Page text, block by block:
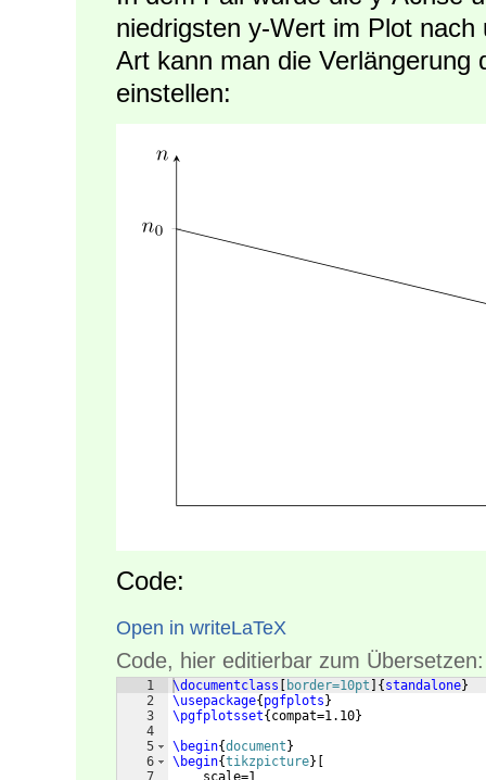
niedrigsten y-Wert im Plot
Art kann man die Verlängerung
einstellen:
Code:
Open in writeLaTeX
Code, hier editierbar zum Übersetzen:
1
2
3
4
5
6
\documentclass border=10pt { standalone}
\usepackage{ pgfplots }
\pgfplotsset{ compat=1.10}
\begin{document }
\begin{tikzpicture}